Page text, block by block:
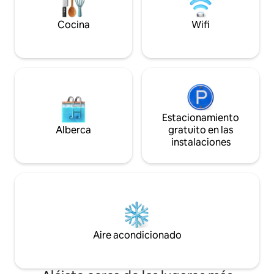
exclusivo, con seguridad las 24 horas, los
7 días de la semana, una pequeña piscina
privada y una terraza con vista a la
DESPEDIDAS DE
LA MÚSICA ALTA
SUAVE EN
Cocina Wifi
Alberca
Estacionamiento
gratuito en las
instalaciones
Aire acondicionado